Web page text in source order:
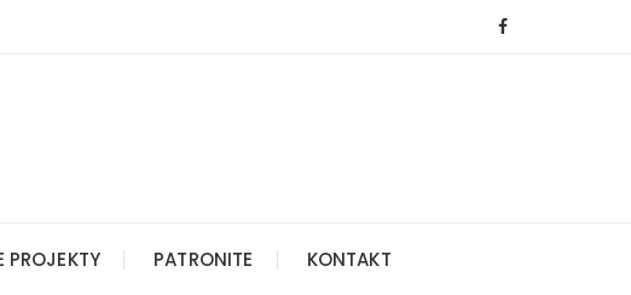
PROJEKTY PATRONITE KONTAKT